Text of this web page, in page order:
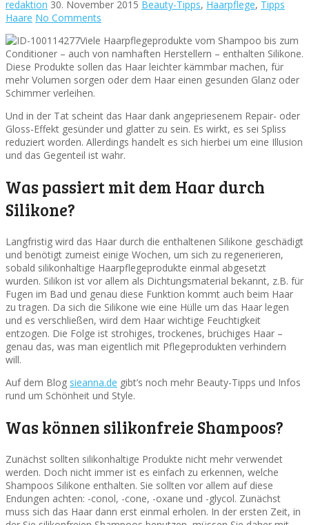
redaktion 30. November 2015 Beauty-Tipps, Haarpflege, Tipps
Haare No Comments
Viele Haarpflegeprodukte vom Shampoo bis zum
Conditioner – auch von namhaften Herstellern – enthalten Silikone.
Diese Produkte sollen das Haar leichter kämmbar machen, für
mehr Volumen sorgen oder dem Haar einen gesunden Glanz oder
Schimmer verleihen.
Und in der Tat scheint das Haar dank angepriesenem Repair- oder
Gloss-Effekt gesünder und glatter zu sein. Es wirkt, es sei Spliss
reduziert worden. Allerdings handelt es sich hierbei um eine Illusion
und das Gegenteil ist wahr.
Was passiert mit dem Haar durch
Silikone?
Langfristig wird das Haar durch die enthaltenen Silikone geschädigt
und benötigt zumeist einige Wochen, um sich zu regenerieren,
sobald silikonhaltige Haarpflegeprodukte einmal abgesetzt
wurden. Silikon ist vor allem als Dichtungsmaterial bekannt, z.B. für
Fugen im Bad und genau diese Funktion kommt auch beim Haar
zu tragen. Da sich die Silikone wie eine Hülle um das Haar legen
und es verschließen, wird dem Haar wichtige Feuchtigkeit
entzogen. Die Folge ist strohiges, trockenes, brüchiges Haar –
genau das, was man eigentlich mit Pflegeprodukten verhindern
will.
Auf dem Blog sieanna.de gibt’s noch mehr Beauty-Tipps und Infos
rund um Schönheit und Style.
Was können silikonfreie Shampoos?
Zunächst sollten silikonhaltige Produkte nicht mehr verwendet
werden. Doch nicht immer ist es einfach zu erkennen, welche
Shampoos Silikone enthalten. Sie sollten vor allem auf diese
Endungen achten: -conol, -cone, -oxane und -glycol. Zunächst
muss sich das Haar dann erst einmal erholen. In der ersten Zeit, in